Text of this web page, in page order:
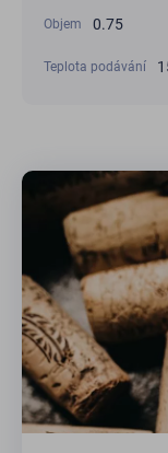
Objem 0.75
Teplota podávání